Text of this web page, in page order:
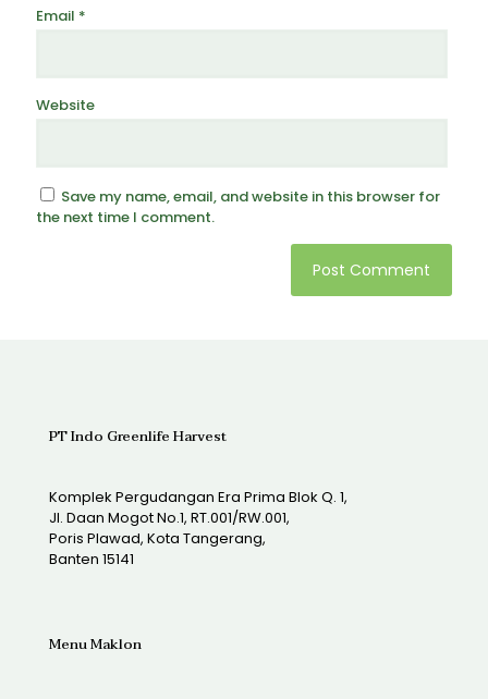
Email *
Website
Save my name, email, and website in this browser for
the next time I comment.
PT Indo Greenlife Harvest
Komplek Pergudangan Era Prima Blok Q. 1,
Jl. Daan Mogot No.1, RT.001/RW.001,
Poris Plawad, Kota Tangerang,
Banten 15141
Menu Maklon